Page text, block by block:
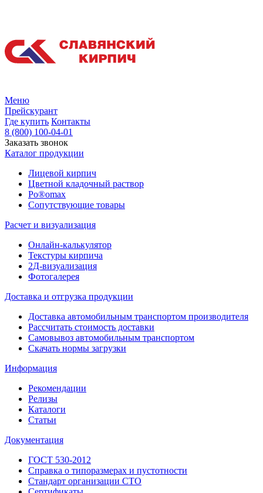
Меню
Прейскурант
Где купить Контакты
8 (800) 100-04-01
Заказать звонок
Каталог продукции
Лицевой кирпич
Цветной кладочный раствор
Po®omax
Сопутствующие товары
Расчет и визуализация
Онлайн-калькулятор
Текстуры кирпича
2Д-визуализация
Фотогалерея
Доставка и отгрузка продукции
Доставка автомобильным транспортом производителя
Рассчитать стоимость доставки
Самовывоз автомобильным транспортом
Скачать нормы загрузки
Информация
Рекомендации
Релизы
Каталоги
Статьи
Документация
ГОСТ 530-2012
Справка о типоразмерах и пустотности
Стандарт организации СТО